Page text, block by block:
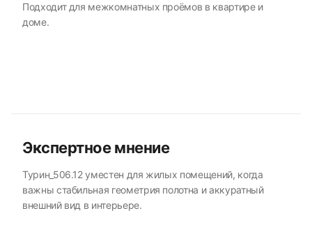
Подходит для межкомнатных проёмов в квартире и
доме.
Экспертное мнение
Турин_506.12 уместен для жилых помещений, когда
важны стабильная геометрия полотна и аккуратный
внешний вид в интерьере.